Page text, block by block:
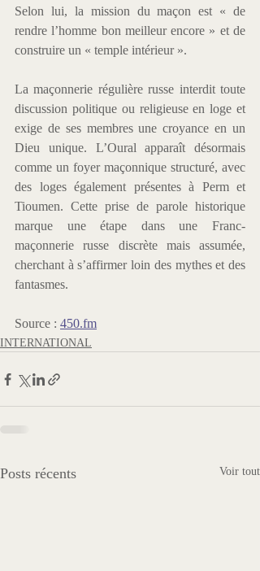
Selon lui, la mission du maçon est « de
rendre l’homme bon meilleur encore » et de
construire un « temple intérieur ».
La maçonnerie régulière russe interdit toute
discussion politique ou religieuse en loge et
exige de ses membres une croyance en un
Dieu unique. L’Oural apparaît désormais
comme un foyer maçonnique structuré, avec
des loges également présentes à Perm et
Tioumen. Cette prise de parole historique
marque une étape dans une Franc-
maçonnerie russe discrète mais assumée,
cherchant à s’affirmer loin des mythes et des
fantasmes.
Source : 450.fm
INTERNATIONAL
Posts récents Voir tout